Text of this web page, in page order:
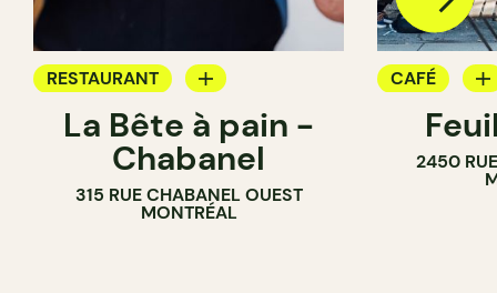
RESTAURANT
CAFÉ
PÂTISSERIE
BOULANGERIE
La Bête à pain -
Chabanel
315 RUE CHABANEL OUEST
MONTRÉAL
CAFÉ
PÂTISSERIE
2450